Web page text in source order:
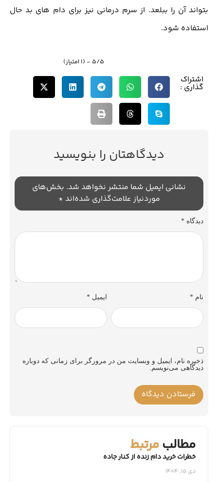
بتواند آن را ببلعد. از سرم درمانی نیز برای دام های بد حال
استفاده شود.
5/5 - (1 امتیاز)
اشتراک
گذاری :
دیدگاهتان را بنویسید
نشانی ایمیل شما منتشر نخواهد شد.بخش‌های
موردنیاز علامت‌گذاری شده‌اند*
دیدگاه*
* ایمیل*
ذخیره نام، ایمیل و وبسایت من در مرورگر برای زمانی که دوباره
دیدگاهی می‌نویسم.
مطالبمرتبط
خطرات خرید دام زنده از کنار جاده